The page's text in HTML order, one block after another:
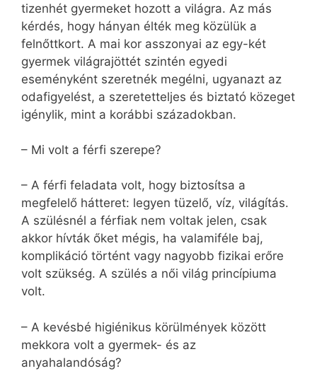
tizenhét gyermeket hozott a világra. Az más
kérdés, hogy hányan élték meg közülük a
felnőttkort. A mai kor asszonyai az egy-két
gyermek világrajöttét szintén egyedi
eseményként szeretnék megélni, ugyanazt az
odafigyelést, a szeretetteljes és biztató közeget
igénylik, mint a korábbi századokban.
– Mi volt a férfi szerepe?
– A férfi feladata volt, hogy biztosítsa a
megfelelő hátteret: legyen tüzelő, víz, világítás.
A szülésnél a férfiak nem voltak jelen, csak
akkor hívták őket mégis, ha valamiféle baj,
komplikáció történt vagy nagyobb fizikai erőre
volt szükség. A szülés a női világ princípiuma
volt.
– A kevésbé higiénikus körülmények között
mekkora volt a gyermek- és az
anyahalandóság?